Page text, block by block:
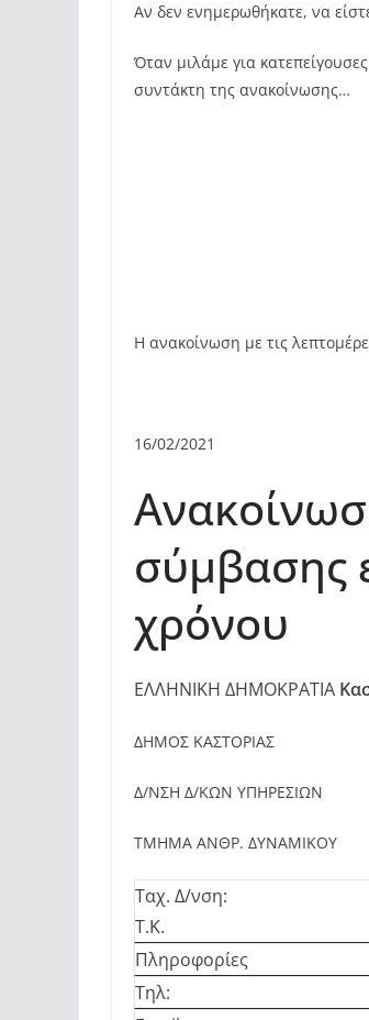
Αν δεν ενημερωθήκατε, να
Όταν μιλάμε για
συντάκτη της ανακοίνωσης…
Η ανακοίνωση με τις
16/02/2021
σύμβασης
χρόνου
ΕΛΛΗΝΙΚΗ ΔΗΜΟΚΡΑΤΙΑ
ΔΗΜΟΣ ΚΑΣΤΟΡΙΑΣ
Δ/ΝΣΗ Δ/ΚΩΝ ΥΠΗΡΕΣΙΩΝ
ΤΜΗΜΑ ΑΝΘΡ. ΔΥΝΑΜΙΚΟΥ
Ταχ. Δ/νση:
Τ.Κ.
Πληροφορίες
Τηλ: